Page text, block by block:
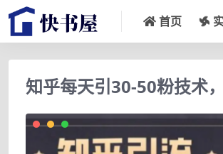
首页
知乎每天引30-50粉技术